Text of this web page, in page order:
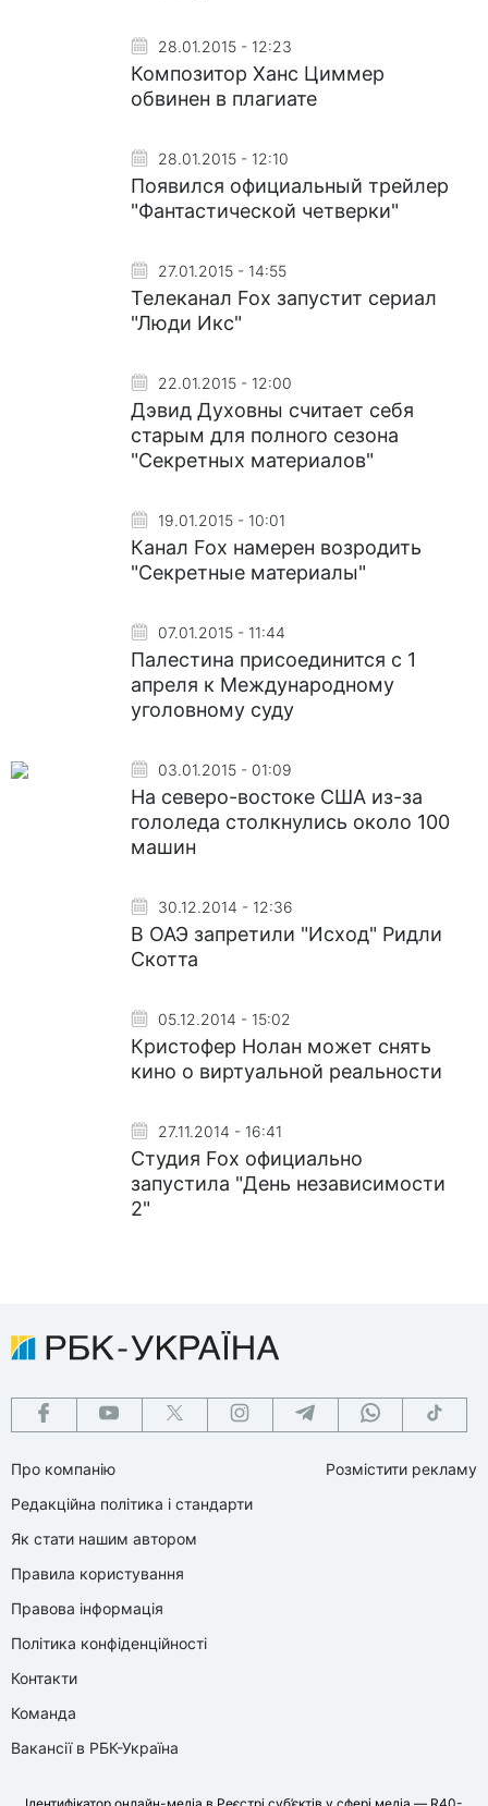
28.01.2015 - 12:23
Композитор Ханс Циммер
обвинен в плагиате
28.01.2015 - 12:10
Появился официальный трейлер
"Фантастической четверки"
27.01.2015 - 14:55
Телеканал Fox запустит сериал
"Люди Икс"
22.01.2015 - 12:00
Дэвид Духовны считает себя
старым для полного сезона
"Секретных материалов"
19.01.2015 - 10:01
Канал Fox намерен возродить
"Секретные материалы"
07.01.2015 - 11:44
Палестина присоединится с 1
апреля к Международному
уголовному суду
03.01.2015 - 01:09
На северо-востоке США из-за
гололеда столкнулись около 100
машин
30.12.2014 - 12:36
В ОАЭ запретили "Исход" Ридли
Скотта
05.12.2014 - 15:02
Кристофер Нолан может снять
кино о виртуальной реальности
27.11.2014 - 16:41
Студия Fox официально
запустила "День независимости
2"
Про компанію
Редакційна політика і стандарти
Як стати нашим автором
Правила користування
Правова інформація
Політика конфіденційності
Контакти
Команда
Вакансії в РБК-Україна
Розмістити рекламу